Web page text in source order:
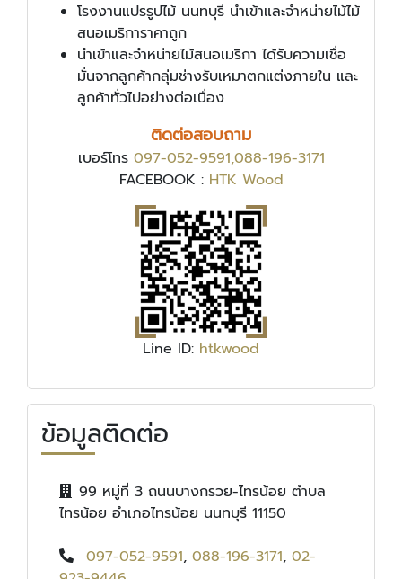
โรงงานแปรรูปไม้ นนทบุรี นำเข้าและจำหน่ายไม้ไม้
สนอเมริการาคาถูก
นำเข้าและจำหน่ายไม้สนอเมริกา ได้รับความเชื่อ
มั่นจากลูกค้ากลุ่มช่างรับเหมาตกแต่งภายใน และ
ลูกค้าทั่วไปอย่างต่อเนื่อง
ติดต่อสอบถาม
เบอร์โทร 097-052-9591,088-196-3171
FACEBOOK : HTK Wood
Line ID: htkwood
ข้อมูลติดต่อ
99 หมู่ที่ 3 ถนนบางกรวย-ไทรน้อย ตำบล
ไทรน้อย อำเภอไทรน้อย นนทบุรี 11150
097-052-9591, 088-196-3171, 02-